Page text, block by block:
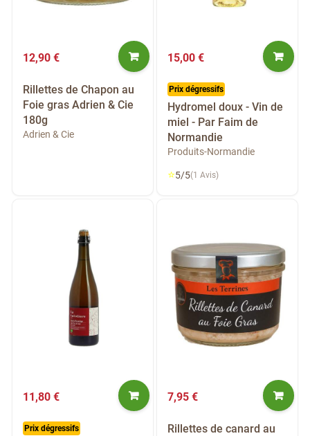
12,90 €
Rillettes de Chapon au
Foie gras Adrien & Cie
180g
Adrien & Cie
15,00 €
Prix dégressifs
Hydromel doux - Vin de
miel - Par Faim de
Normandie
Produits-Normandie
⭐5/5(1 Avis)
11,80 €
Prix dégressifs
7,95 €
Rillettes de canard au